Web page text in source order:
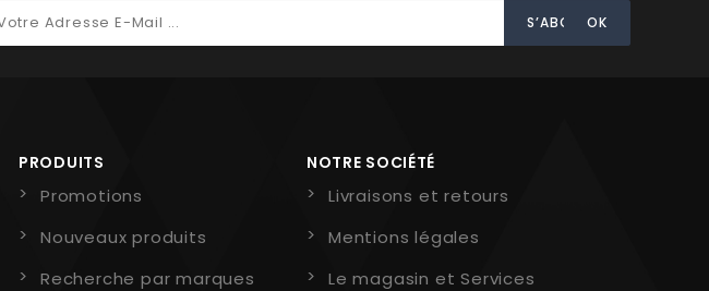
PRODUITS
Promotions
Nouveaux produits
Recherche par marques
NOTRE SOCIÉTÉ
Livraisons et retours
Mentions légales
Le magasin et Services